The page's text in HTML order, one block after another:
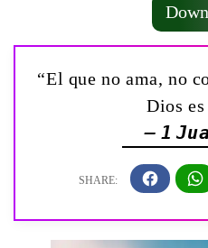
“El que no ama, no
Dios
— 1